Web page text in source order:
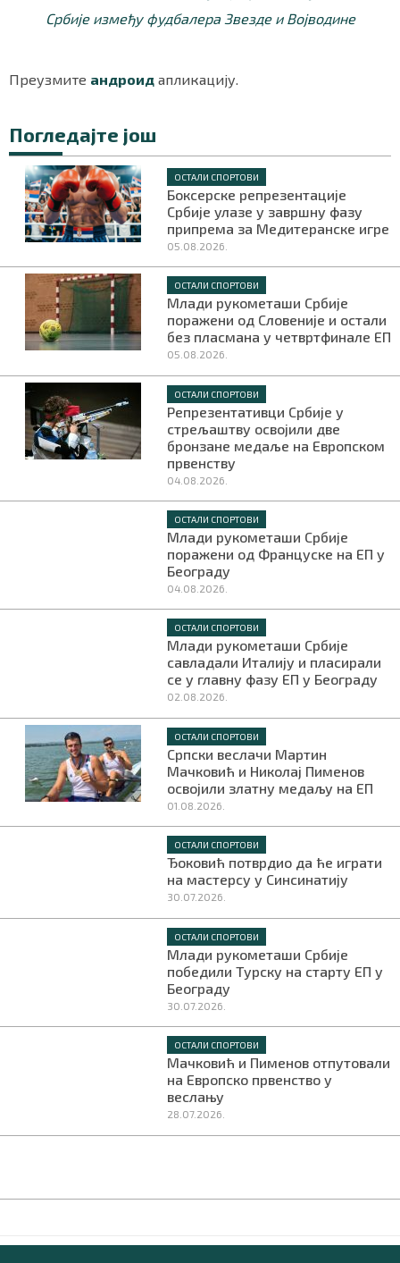
Србије између фудбалера Звезде и Војводине
Преузмите андроид апликацију.
Погледајте још
ОСТАЛИ СПОРТОВИ
Боксерске репрезентације
Србије улазе у завршну фазу
припрема за Медитеранске игре
05.08.2026.
ОСТАЛИ СПОРТОВИ
Млади рукометаши Србије
поражени од Словеније и остали
без пласмана у четвртфинале ЕП
05.08.2026.
ОСТАЛИ СПОРТОВИ
Репрезентативци Србије у
стрељаштву освојили две
бронзане медаље на Европском
првенству
04.08.2026.
ОСТАЛИ СПОРТОВИ
Млади рукометаши Србије
поражени од Француске на ЕП у
Београду
04.08.2026.
ОСТАЛИ СПОРТОВИ
Млади рукометаши Србије
савладали Италију и пласирали
се у главну фазу ЕП у Београду
02.08.2026.
ОСТАЛИ СПОРТОВИ
Српски веслачи Мартин
Мачковић и Николај Пименов
освојили златну медаљу на ЕП
01.08.2026.
ОСТАЛИ СПОРТОВИ
Ђоковић потврдио да ће играти
на мастерсу у Синсинатију
30.07.2026.
ОСТАЛИ СПОРТОВИ
Млади рукометаши Србије
победили Турску на старту ЕП у
Београду
30.07.2026.
ОСТАЛИ СПОРТОВИ
Мачковић и Пименов отпутовали
на Европско првенство у
веслању
28.07.2026.
Маркетинг |Услови коришћења
ПРЕУЗМИТЕ НАШУ АПЛИКАЦИЈУ